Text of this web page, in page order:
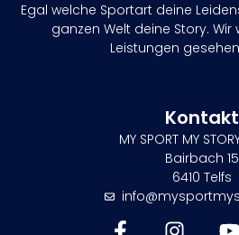
Egal welche Sportart deine
ganzen Welt deine Story.
Leistungen
Kontakt
MY SPORT MY
Bairbach 15
6410 Telfs